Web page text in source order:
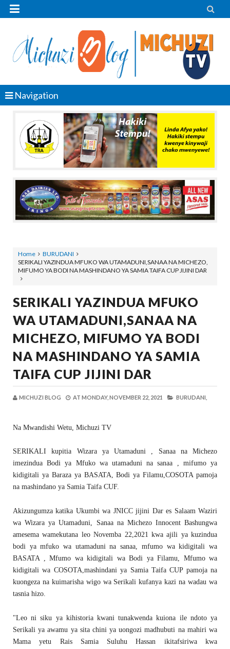
 
Navigation
Home
BURUDANI
SERIKALI YAZINDUA MFUKO WA UTAMADUNI,SANAA NA MICHEZO,
MIFUMO YA BODI NA MASHINDANO YA SAMIA TAIFA CUP JIJINI DAR
SERIKALI YAZINDUA MFUKO
WA UTAMADUNI,SANAA NA
MICHEZO, MIFUMO YA BODI
NA MASHINDANO YA SAMIA
TAIFA CUP JIJINI DAR
MICHUZI BLOG AT MONDAY, NOVEMBER 22, 2021 BURUDANI,
Na Mwandishi Wetu, Michuzi TV
SERIKALI kupitia Wizara ya Utamaduni , Sanaa na Michezo
imezindua Bodi ya Mfuko wa utamaduni na sanaa , mifumo ya
kidigitali ya Baraza ya BASATA, Bodi ya Filamu,COSOTA pamoja
na mashindano ya Samia Taifa CUF.
Akizungumza katika Ukumbi wa JNICC jijini Dar es Salaam Waziri
wa Wizara ya Utamaduni, Sanaa na Michezo Innocent Bashungwa
amesema wamekutana leo Novemba 22,2021 kwa ajili ya kuzindua
bodi ya mfuko wa utamaduni na sanaa, mfumo wa kidigitali wa
BASATA , Mfumo wa kidigitali wa Bodi ya Filamu, Mfumo wa
kidigitali wa COSOTA,mashindani ya Samia Taifa CUP pamoja na
kuongeza na kuimarisha wigo wa Serikali kufanya kazi na wadau wa
tasnia hizo.
"Leo ni siku ya kihistoria kwani tunakwenda kuiona ile ndoto ya
Serikali ya awamu ya sita chini ya uongozi madhubuti na mahiri wa
Mama yetu Rais Samia Suluhu Hassan ikitafsiriwa kwa